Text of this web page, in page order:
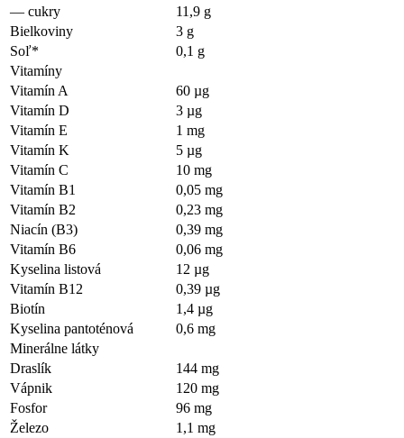
— cukry
11,9 g
Bielkoviny
3 g
Soľ*
0,1 g
Vitamíny
Vitamín A
60 µg
Vitamín D
3 µg
Vitamín E
1 mg
Vitamín K
5 µg
Vitamín C
10 mg
Vitamín B1
0,05 mg
Vitamín B2
0,23 mg
Niacín (B3)
0,39 mg
Vitamín B6
0,06 mg
Kyselina listová
12 µg
Vitamín B12
0,39 µg
Biotín
1,4 µg
Kyselina pantoténová
0,6 mg
Minerálne látky
Draslík
144 mg
Vápnik
120 mg
Fosfor
96 mg
Železo
1,1 mg